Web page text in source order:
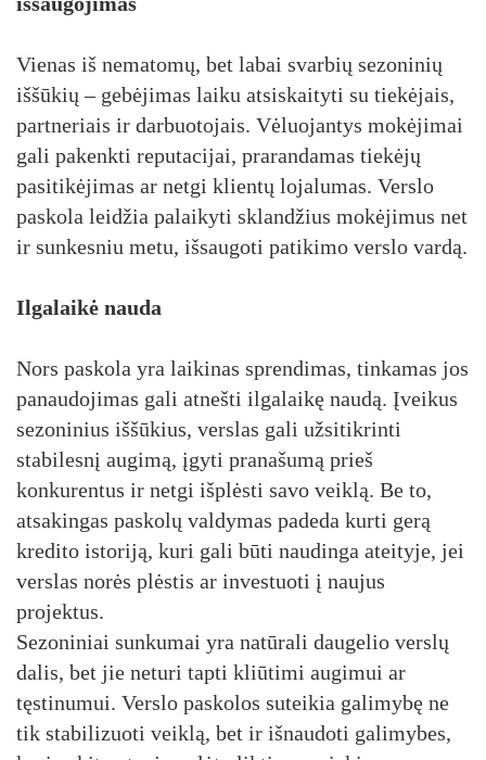
Vienas iš nematomų, bet labai svarbių sezoninių
iššūkių – gebėjimas laiku atsiskaityti su tiekėjais,
partneriais ir darbuotojais. Vėluojantys mokėjimai
gali pakenkti reputacijai, prarandamas tiekėjų
pasitikėjimas ar netgi klientų lojalumas. Verslo
paskola leidžia palaikyti sklandžius mokėjimus net
ir sunkesniu metu, išsaugoti patikimo verslo vardą.
Ilgalaikė nauda
Nors paskola yra laikinas sprendimas, tinkamas jos
panaudojimas gali atnešti ilgalaikę naudą. Įveikus
sezoninius iššūkius, verslas gali užsitikrinti
stabilesnį augimą, įgyti pranašumą prieš
konkurentus ir netgi išplėsti savo veiklą. Be to,
atsakingas paskolų valdymas padeda kurti gerą
kredito istoriją, kuri gali būti naudinga ateityje, jei
verslas norės plėstis ar investuoti į naujus
projektus.
Sezoniniai sunkumai yra natūrali daugelio verslų
dalis, bet jie neturi tapti kliūtimi augimui ar
tęstinumui. Verslo paskolos suteikia galimybę ne
tik stabilizuoti veiklą, bet ir išnaudoti galimybes,